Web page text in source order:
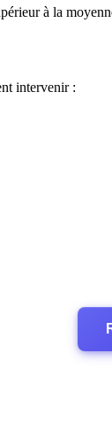
à la
intervenir :